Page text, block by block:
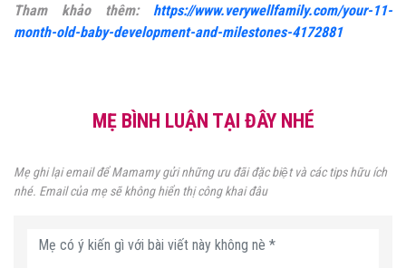
Tham khảo thêm: https://www.verywellfamily.com/your-11-
month-old-baby-development-and-milestones-4172881
MẸ BÌNH LUẬN TẠI ĐÂY NHÉ
Mẹ ghi lại email để Mamamy gửi những ưu đãi đặc biệt và các tips hữu ích
nhé. Email của mẹ sẽ không hiển thị công khai đâu